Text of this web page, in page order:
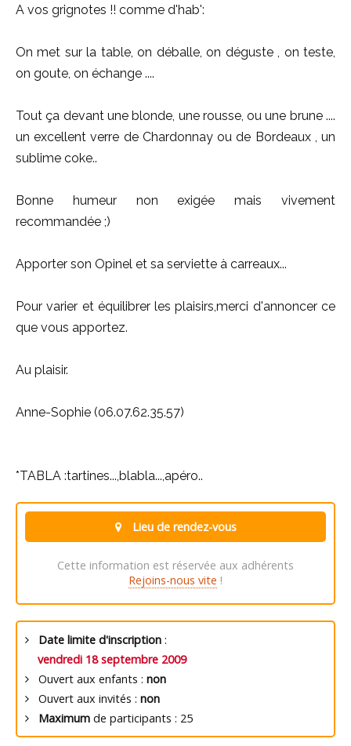
A vos grignotes !! comme d'hab':
On met sur la table, on déballe, on déguste , on teste,
on goute, on échange ....
Tout ça devant une blonde, une rousse, ou une brune ....
un excellent verre de Chardonnay ou de Bordeaux , un
sublime coke..
Bonne humeur non exigée mais vivement
recommandée ;)
Apporter son Opinel et sa serviette à carreaux...
Pour varier et équilibrer les plaisirs,merci d'annoncer ce
que vous apportez.
Au plaisir.
Anne-Sophie (06.07.62.35.57)
*TABLA :tartines...,blabla...,apéro..
Lieu de rendez-vous
Cette information est réservée aux adhérents
Rejoins-nous vite !
Date limite d'inscription :
vendredi 18 septembre 2009
Ouvert aux enfants : non
Ouvert aux invités : non
Maximum de participants : 25